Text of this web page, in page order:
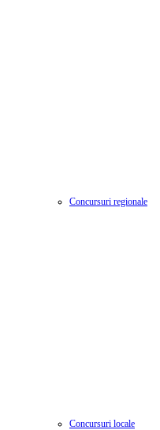
Concursuri regionale
Concursuri locale